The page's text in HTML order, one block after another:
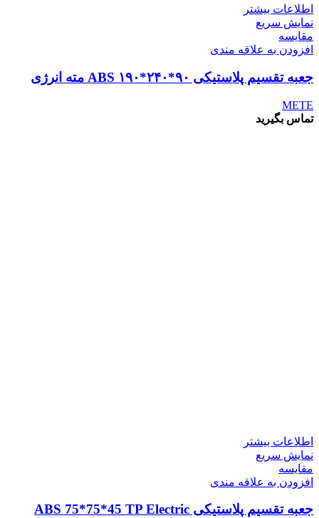
اطلاعات بیشتر
نمایش سریع
مقايسه
افزودن به علاقه مندی
جعبه تقسیم پلاستیکی ABS ۱۹۰*۲۴۰*۹۰ مته انرژی
METE
تماس بگیرید
اطلاعات بیشتر
نمایش سریع
مقايسه
افزودن به علاقه مندی
جعبه تقسیم پلاستیکی ABS 75*75*45 TP Electric